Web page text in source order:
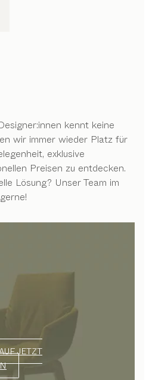
kennt keine
wir immer wieder Platz für
exklusive
Preisen zu entdecken.
Lösung? Unser Team im
JETZT